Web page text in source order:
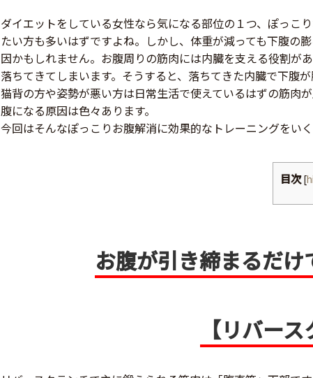
ダイエットをしている女性なら気になる部位の１つ、ぽっこ
たい方も多いはずですよね。しかし、体重が減っても下腹の
因かもしれません。お腹周りの筋肉には内臓を支える役割が
落ちてきてしまいます。そうすると、落ちてきた内臓で下腹
猫背の方や姿勢が悪い方は日常生活で使えているはずの筋肉
腹になる原因は色々あります。
今回はそんなぽっこりお腹解消に効果的なトレーニングをい
目次 [
お腹が引き締まるだ
【リバース